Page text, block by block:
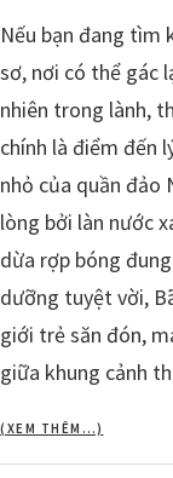
Nếu bạn đang tìm
sơ, nơi có thể gác
nhiên trong lành,
chính là điểm đến
nhỏ của quần đảo
lòng bởi làn nước
dừa rợp bóng
dưỡng tuyệt vời,
giới trẻ săn đón,
giữa khung cảnh
(XEM THÊM…)